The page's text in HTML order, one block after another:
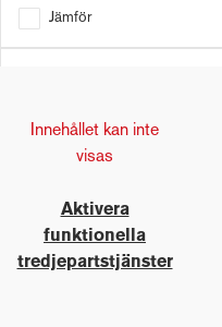
Jämför
Innehållet kan inte
visas
Aktivera
funktionella
tredjepartstjänster